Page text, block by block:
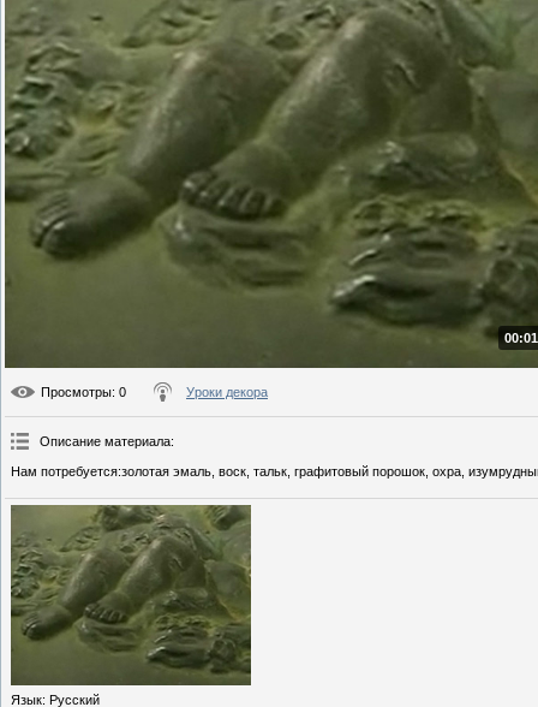
Просмотры: 0 Уроки декора
Описание материала:
Нам потребуется:золотая эмаль, воск, тальк, графитовый порошок, охра,
Язык: Русский